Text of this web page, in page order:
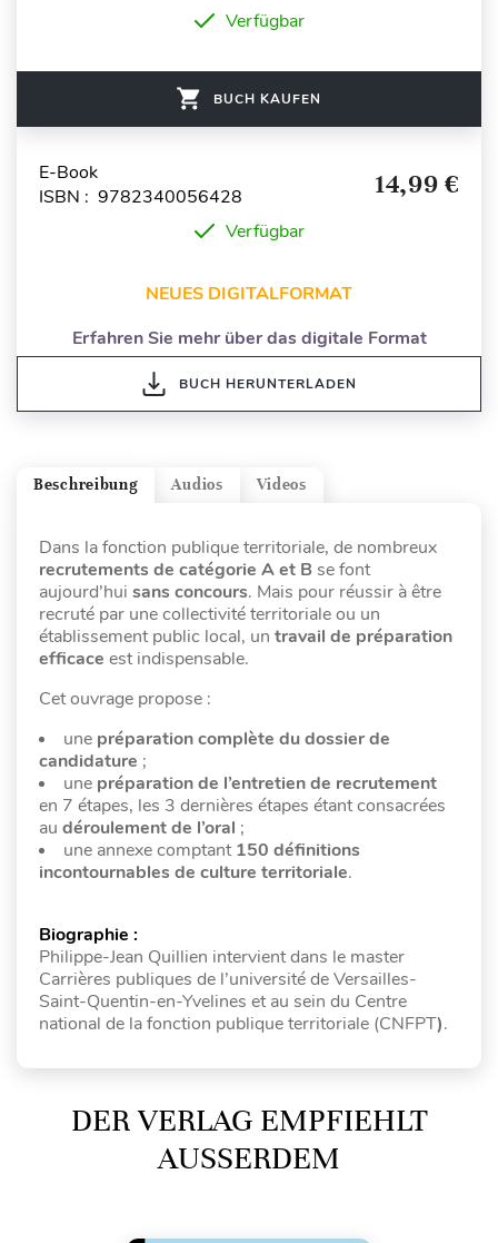
Verfügbar
BUCH KAUFEN
E-Book
ISBN : 9782340056428
14,99 €
Verfügbar
NEUES DIGITALFORMAT
Erfahren Sie mehr über das digitale Format
BUCH HERUNTERLADEN
Videos
Audios
Beschreibung
Dans la fonction publique territoriale, de nombreux
recrutements de catégorie A et B se font
aujourd’hui sans concours. Mais pour réussir à être
recruté par une collectivité territoriale ou un
établissement public local, un travail de préparation
efficace est indispensable.
Cet ouvrage propose :
une préparation complète du dossier de
candidature ;
une préparation de l’entretien de recrutement
en 7 étapes, les 3 dernières étapes étant consacrées
au déroulement de l’oral ;
une annexe comptant150 définitions
incontournables de culture territoriale.
Biographie :
Philippe-Jean Quillien intervient dans le master
Carrières publiques de l’université de Versailles-
Saint-Quentin-en-Yvelines et au sein du Centre
national de la fonction publique territoriale (CNFPT).
DER VERLAG EMPFIEHLT
AUSSERDEM